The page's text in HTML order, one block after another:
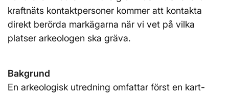
kraftnäts kontaktpersoner kommer att kontakta
direkt berörda markägarna när vi vet på vilka
platser arkeologen ska gräva.
Bakgrund
En arkeologisk utredning omfattar först en kart-